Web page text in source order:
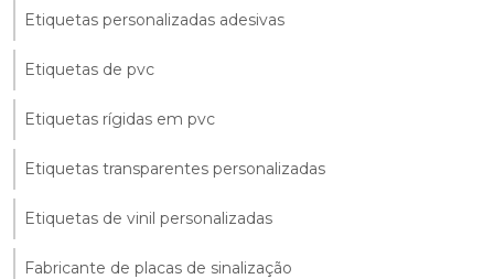
Etiquetas personalizadas adesivas
Etiquetas de pvc
Etiquetas rígidas em pvc
Etiquetas transparentes personalizadas
Etiquetas de vinil personalizadas
Fabricante de placas de sinalização